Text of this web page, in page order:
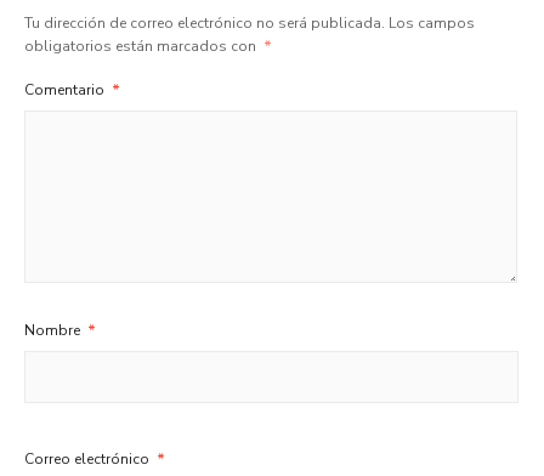
Tu dirección de correo electrónico no será publicada. Los campos
obligatorios están marcados con *
Comentario *
Nombre *
Correo electrónico *